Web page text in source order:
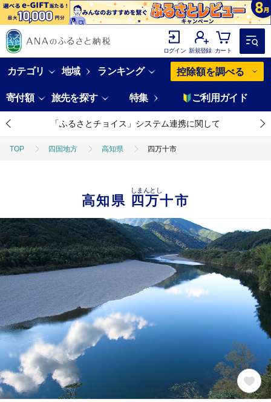
ログイン 新規登録 カート
カテゴリ 地域 ランキング 控除額を調べる
寄付額 旅先を探す 特集 ご利用ガイド
「ふるさとチョイス」システム連携に関して
TOP 四国地方 高知県 四万十市
高知県 四万十市
しまんとし